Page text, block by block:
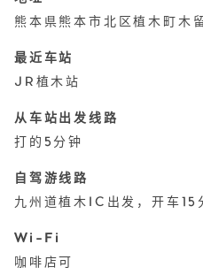
熊本県熊本市北区植木町木
最近车站
JR植木站
从车站出发线路
打的5分钟
自驾游线路
九州道植木IC出发，开车15
Wi-Fi
咖啡店可